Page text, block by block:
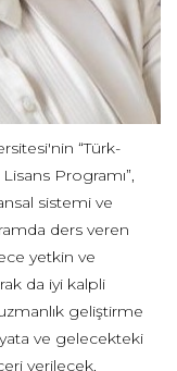
“Türk-
Programı”,
sistemi ve
ders veren
yetkin ve
da iyi kalpli
geliştirme
ve gelecekteki
verilecek,